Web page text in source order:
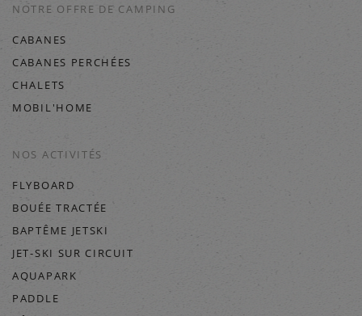
NOTRE OFFRE DE CAMPING
CABANES
CABANES PERCHÉES
CHALETS
MOBIL'HOME
NOS ACTIVITÉS
FLYBOARD
BOUÉE TRACTÉE
BAPTÊME JETSKI
JET-SKI SUR CIRCUIT
AQUAPARK
PADDLE